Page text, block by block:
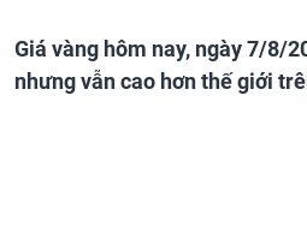
Giá vàng hôm nay, ngày 7/8/